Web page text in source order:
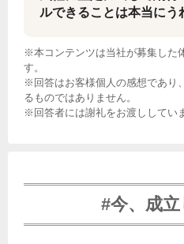
ルできることは本当にう
※本コンテンツは当社が募集した
す。
※回答はお客様個人の感想であり
るものではありません。
※回答者には謝礼をお渡ししてい
#今、成